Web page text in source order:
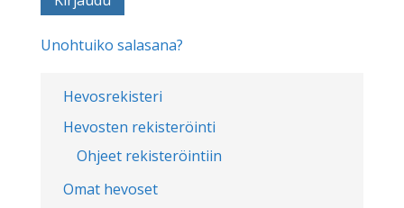
Hevosrekisteri
Hevosten rekisteröinti
Ohjeet rekisteröintiin
Omat hevoset
Unohtuiko salasana?